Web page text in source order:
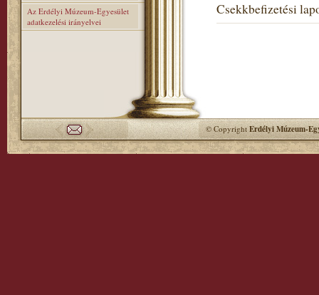
Az Erdélyi Múzeum-Egyesület
adatkezelési irányelvei
Csekkbefizetési
© CopyrightErdélyi Múzeum-